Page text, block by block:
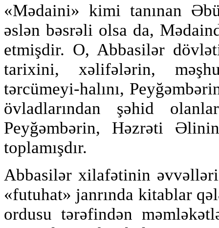
«Mədaini» kimi tanınan
əslən bəsrəli olsa da,
etmişdir. O, Abbasilər
tarixini, xəlifələrin,
tərcümeyi-halını,
övladlarından şəhid
Peyğəmbərin, Həzrəti
toplamışdır.
Abbasilər xilafətinin
«futuhat» janrında kitablar
ordusu tərəfindən